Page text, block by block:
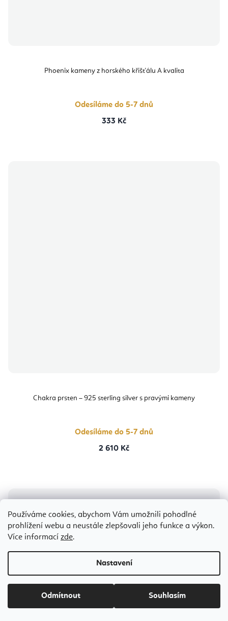
Používáme cookies, abychom Vám umožnili pohodlné
prohlížení webu a neustále zlepšovali jeho funkce a výkon.
Více informací zde.
Nastavení
Odmítnout Souhlasím
Phoenix kameny z horského křišťálu A kvalita
Odesíláme do 5-7 dnů
333 Kč
Chakra prsten – 925 sterling silver s pravými kameny
Odesíláme do 5-7 dnů
2 610 Kč